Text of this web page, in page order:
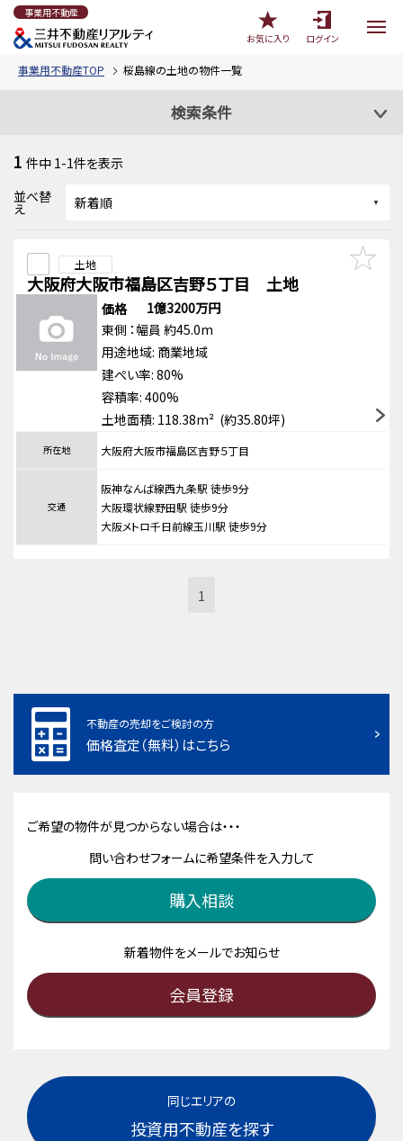
事業用不動産
お気に入り
ログイン
事業用不動産TOP 桜島線の土地の物件一覧
検索条件
1 件中 1-1件を表示
並べ替
え
土地
大阪府大阪市福島区吉野５丁目 土地
価格
1億3200万円
東側 ：幅員 約45.0m
用途地域: 商業地域
建ぺい率: 80%
容積率: 400%
土地面積: 118.38m² (約35.80坪)
所在地 大阪府大阪市福島区吉野５丁目
交通
阪神なんば線西九条駅 徒歩9分
大阪環状線野田駅 徒歩9分
大阪メトロ千日前線玉川駅 徒歩9分
1
不動産の売却をご検討の方
価格査定（無料）はこちら
ご希望の物件が見つからない場合は・・・
問い合わせフォームに希望条件を入力して
購入相談
新着物件をメールでお知らせ
会員登録
同じエリアの
投資用不動産を探す